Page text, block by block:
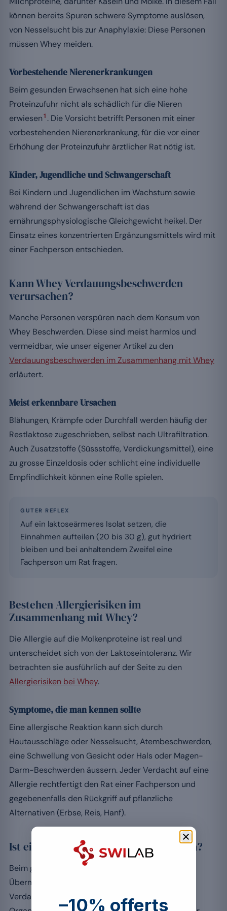
können bereits Spuren schwere Symptome auslösen,
von Nesselsucht bis zur Anaphylaxie: Diese Personen
müssen Whey meiden.
Vorbestehende Nierenerkrankungen
Beim gesunden Erwachsenen hat sich eine hohe
Proteinzufuhr nicht als schädlich für die Nieren
erwiesen1 . Die Vorsicht betrifft Personen mit einer
vorbestehenden Nierenerkrankung, für die vor einer
Erhöhung der Proteinzufuhr ärztlicher Rat nötig ist.
Kinder, Jugendliche und Schwangerschaft
Bei Kindern und Jugendlichen im Wachstum sowie
während der Schwangerschaft ist das
ernährungsphysiologische Gleichgewicht heikel. Der
Einsatz eines konzentrierten Ergänzungsmittels wird mit
einer Fachperson entschieden.
Kann Whey Verdauungsbeschwerden
verursachen?
Manche Personen verspüren nach dem Konsum von
Whey Beschwerden. Diese sind meist harmlos und
vermeidbar, wie unser eigener Artikel zu den
Verdauungsbeschwerden im Zusammenhang mit Whey
erläutert.
Meist erkennbare Ursachen
Blähungen, Krämpfe oder Durchfall werden häufig der
Restlaktose zugeschrieben, selbst nach Ultrafiltration.
Auch Zusatzstoffe (Süssstoffe, Verdickungsmittel), eine
zu grosse Einzeldosis oder schlicht eine individuelle
Empfindlichkeit können eine Rolle spielen.
GUTER REFLEX
Auf ein laktoseärmeres Isolat setzen, die
Einnahmen aufteilen (20 bis 30 g), gut hydriert
bleiben und bei anhaltendem Zweifel eine
Fachperson um Rat fragen.
Bestehen Allergierisiken im
Zusammenhang mit Whey?
Die Allergie auf die Molkenproteine ist real und
unterscheidet sich von der Laktoseintoleranz. Wir
betrachten sie ausführlich auf der Seite zu den
Allergierisiken bei Whey.
Symptome, die man kennen sollte
Eine allergische Reaktion kann sich durch
Hautausschläge oder Nesselsucht, Atembeschwerden,
eine Schwellung von Gesicht oder Hals oder Magen-
Darm-Beschwerden äussern. Jeder Verdacht auf eine
Allergie rechtfertigt den Rat einer Fachperson und
gegebenenfalls den Rückgriff auf pflanzliche
Alternativen (Erbse, Reis, Hanf).
Ist ein übermässiger Konsum gefährlich?
Beim gesunden Erwachsenen äussert sich ein
Übermass an Whey vor allem in
Verdauungsbeschwerden, nicht in einer
–10% offerts